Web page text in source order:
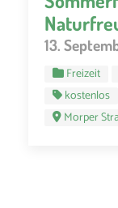
13.
Freizeit
kostenlos
Morper